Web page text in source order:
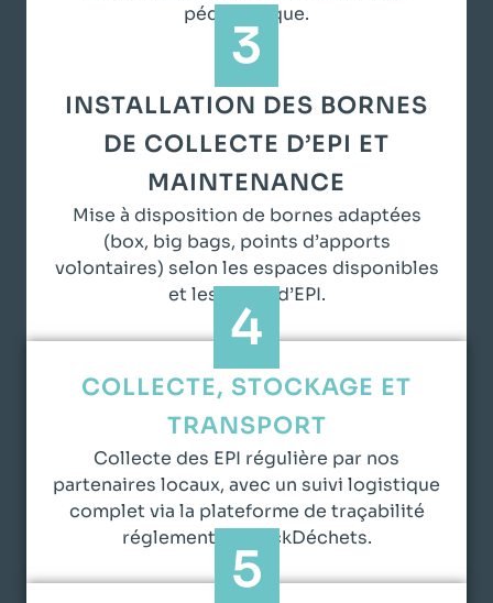
pédagogique.
3
INSTALLATION DES BORNES
DE COLLECTE D’EPI ET
MAINTENANCE
Mise à disposition de bornes adaptées
(box, big bags, points d’apports
volontaires) selon les espaces disponibles
et les types d’EPI.
4
COLLECTE, STOCKAGE ET
TRANSPORT
Collecte des EPI régulière par nos
partenaires locaux, avec un suivi logistique
complet via la plateforme de traçabilité
réglementée TrackDéchets.
5